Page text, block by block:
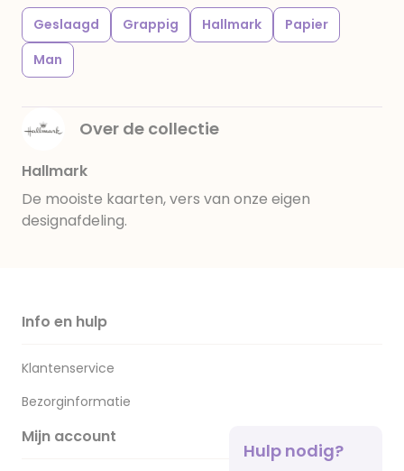
Geslaagd Grappig Hallmark
Papier
Man
Over de collectie
Hallmark
De mooiste kaarten, vers van onze eigen
designafdeling.
Info en hulp
Klantenservice
Bezorginformatie
Mijn account
Hulp nodig?